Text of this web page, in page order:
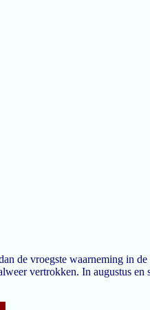
de vroegste waarneming in
vertrokken. In augustus en